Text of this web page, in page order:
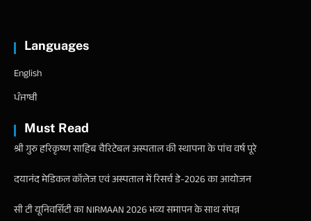
Languages
English
ਪੰਜਾਬੀ
Must Read
श्री गुरु हरिकृष्ण साहिब चैरिटेबल अस्पताल की स्थापना के पांच वर्ष पूरे
दयानंद मेडिकल कॉलेज एवं अस्पताल में रिसर्च डे-2026 का आयोजन
सी टी यूनिवर्सिटी का NIRMAAN 2026 भव्य समापन के साथ संपन्न